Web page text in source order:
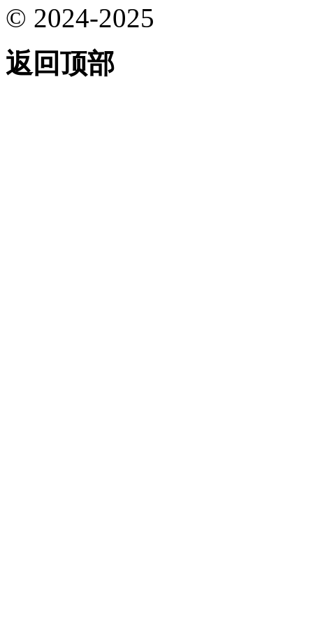
© 2024-2025
返回顶部